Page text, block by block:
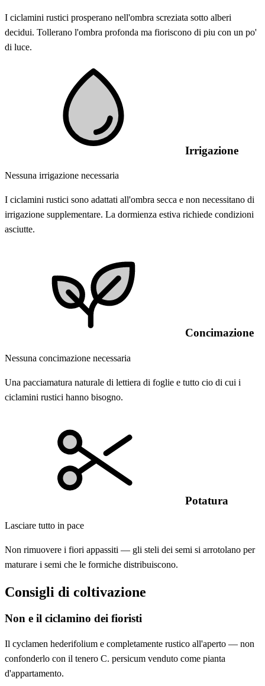
I ciclamini rustici prosperano nell'ombra screziata sotto alberi
decidui. Tollerano l'ombra profonda ma fioriscono di piu con un po'
di luce.
Irrigazione
Nessuna irrigazione necessaria
I ciclamini rustici sono adattati all'ombra secca e non necessitano di
irrigazione supplementare. La dormienza estiva richiede condizioni
asciutte.
Concimazione
Nessuna concimazione necessaria
Una pacciamatura naturale di lettiera di foglie e tutto cio di cui i
ciclamini rustici hanno bisogno.
Potatura
Lasciare tutto in pace
Non rimuovere i fiori appassiti — gli steli dei semi si arrotolano per
maturare i semi che le formiche distribuiscono.
Consigli di coltivazione
Non e il ciclamino dei fioristi
Il cyclamen hederifolium e completamente rustico all'aperto — non
confonderlo con il tenero C. persicum venduto come pianta
d'appartamento.